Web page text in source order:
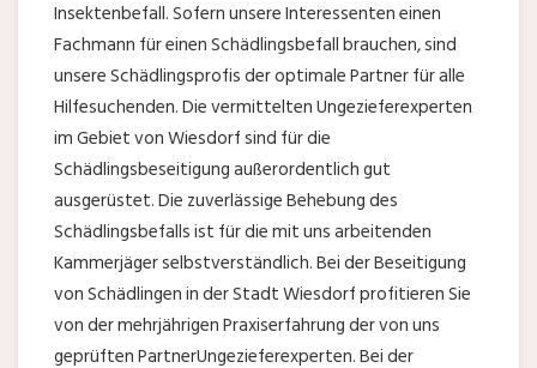
Insektenbefall. Sofern unsere Interessenten einen
Fachmann für einen Schädlingsbefall brauchen, sind
unsere Schädlingsprofis der optimale Partner für alle
Hilfesuchenden. Die vermittelten Ungezieferexperten
im Gebiet von Wiesdorf sind für die
Schädlingsbeseitigung außerordentlich gut
ausgerüstet. Die zuverlässige Behebung des
Schädlingsbefalls ist für die mit uns arbeitenden
Kammerjäger selbstverständlich. Bei der Beseitigung
von Schädlingen in der Stadt Wiesdorf profitieren Sie
von der mehrjährigen Praxiserfahrung der von uns
geprüften PartnerUngezieferexperten. Bei der